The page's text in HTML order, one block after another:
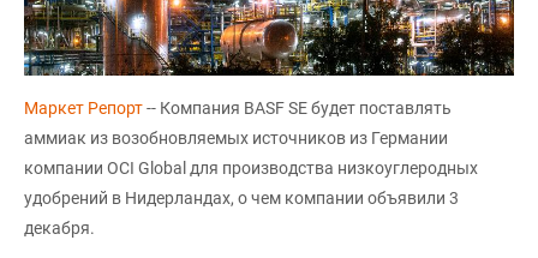
Маркет Репорт-- Компания BASF SE будет поставлять
аммиак из возобновляемых источников из Германии
компании OCI Global для производства низкоуглеродных
удобрений в Нидерландах, о чем компании объявили 3
декабря.